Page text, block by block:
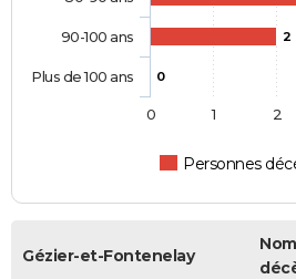
2
0
Personnes
90-100 ans
Plus de 100 ans
0 1 2
Gézier-et-Fontenelay